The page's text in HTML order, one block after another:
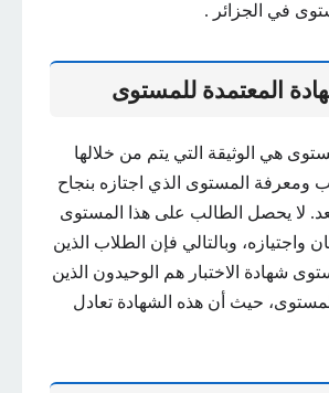
في الجزائر .
المعتمدة للمستوى
هي الوثيقة التي يتم من خلالها
ومعرفة المستوى الذي اجتازه بنجاح
لا يحصل الطالب على هذا المستوى
واجتيازه، وبالتالي فإن الطلاب الذين
شهادة الاختبار هم الوحيدون الذين
حيث أن هذه الشهادة تعادل